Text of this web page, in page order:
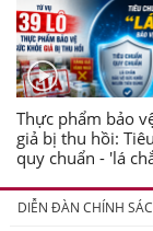
Thực phẩm bảo
giả bị thu hồi:
quy chuẩn - 'lá
DIỄN ĐÀN CHÍNH